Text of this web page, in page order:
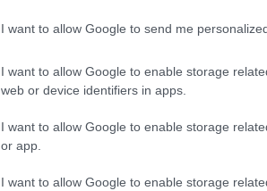
I want to allow Google to send me
I want to allow Google to enable storage
web or device identifiers in apps.
I want to allow Google to enable storage
or app.
I want to allow Google to enable storage